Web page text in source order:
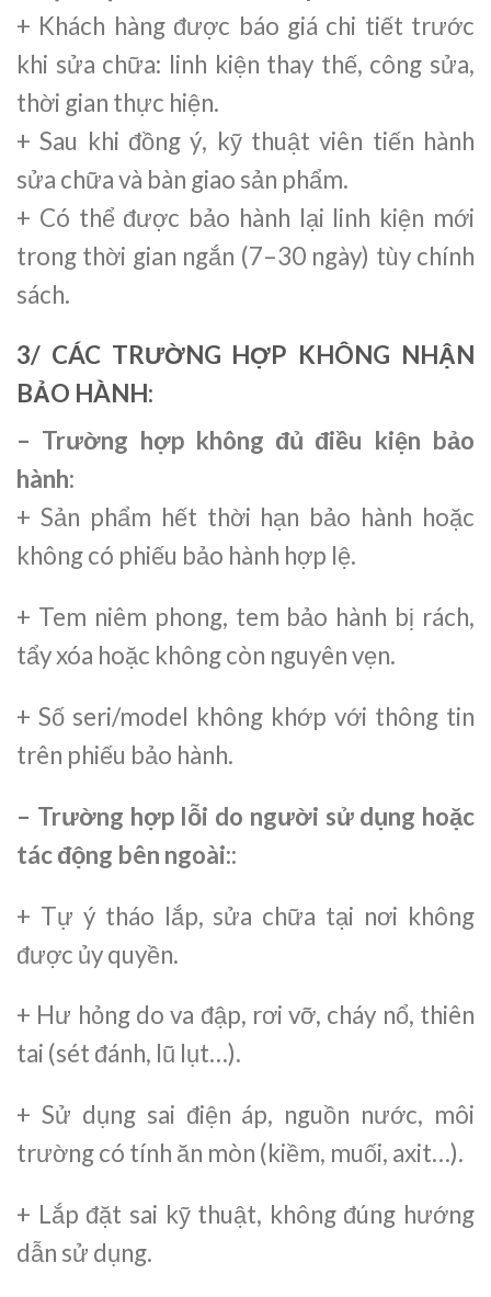
+ Khách hàng được báo giá chi tiết trước
khi sửa chữa: linh kiện thay thế, công sửa,
thời gian thực hiện.
+ Sau khi đồng ý, kỹ thuật viên tiến hành
sửa chữa và bàn giao sản phẩm.
+ Có thể được bảo hành lại linh kiện mới
trong thời gian ngắn (7–30 ngày) tùy chính
sách.
3/ CÁC TRƯỜNG HỢP KHÔNG NHẬN
BẢO HÀNH:
– Trường hợp không đủ điều kiện bảo
hành:
+ Sản phẩm hết thời hạn bảo hành hoặc
không có phiếu bảo hành hợp lệ.
+ Tem niêm phong, tem bảo hành bị rách,
tẩy xóa hoặc không còn nguyên vẹn.
+ Số seri/model không khớp với thông tin
trên phiếu bảo hành.
– Trường hợp lỗi do người sử dụng hoặc
tác động bên ngoài::
+ Tự ý tháo lắp, sửa chữa tại nơi không
được ủy quyền.
+ Hư hỏng do va đập, rơi vỡ, cháy nổ, thiên
tai (sét đánh, lũ lụt…).
+ Sử dụng sai điện áp, nguồn nước, môi
trường có tính ăn mòn (kiềm, muối, axit…).
+ Lắp đặt sai kỹ thuật, không đúng hướng
dẫn sử dụng.